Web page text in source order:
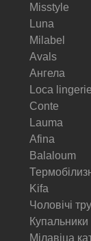
Misstyle
Luna
Milabel
Avals
Ангела
Loca lingerie
Conte
Lauma
Afina
Balaloum
Kifa
Чоловічі
Купальники
Мілавіца